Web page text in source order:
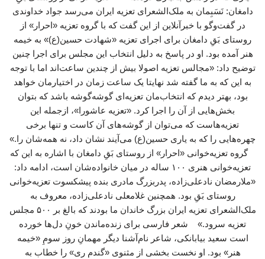
دامغان: نَسَبِمان به ملک‌الشعرای تعزیه ایران می‌رسد جواد خداوندی
در گفت‌وگو با خبرآنلاین از این گفت که با گروه تعزیه «احرار» از
روستای بَقِ دامغان برای اجرای تعزیه «شهادت حسین(ع)» به خیمه
هنر آمده بود. او در پاسخ به دلیل انتخاب این مجلس برای اجرا چنین
توضیح داد: «مجالس تعزیه اصولا بیش از چندین ساعت‌اند اما با توجه
به این که به ما گفته شد نهایتا یک ساعت زمان در اختیارمان خواهد
بود، بهتر دیدم که انتخاب‌مان تعزیه‌ای گوشه‌گوشه باشد که بتوان
بخش‌هایی از آن را اجرا کرد. «تعزیه عاشورا»، ازجمله این
تعزیه‌هاست که می‌توان از گوشه‌های آن کاست و تنها برخی
چهره‌هایی را که به یاری حسین(ع) می‌آیند نشان داد، نه همه‌شان را.»
گروه تعزیه‌خوانی «احرار» از روستای بَقِ دامغان با اشاره به این که
تعزیه‌خوانی هنری ۱۰۰ ساله در میان خانواده‌شان است، ادامه داد:
«ملارمضان نادعلی‌زاده، پدربزرگ مادری بنده پیشکسوت تعزیه‌خوانی
روستای بَقِ بود. همچنین غلامعلی نادعلی‌زاده، معروف به
ملک‌الشعرای تعزیه ایران بزرگ خاندان ما بودند که بالغ بر ۵۰۰ مجلس
تعزیه سرود.» شعر فارسی برای زنده‌ماندن خونِ دل‌ها خورده
است سعید بیابانکی، شاعر نام‌آشنا دیگر مهمانِ روز سومِ «خیمه
هنر» بود. او نخست بخشی از مثنوی «گندم ری» را خطاب به